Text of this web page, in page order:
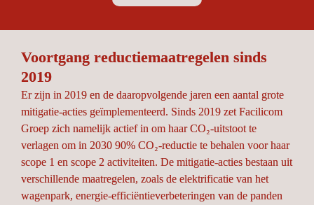
Voortgang reductiemaatregelen sinds
2019
Er zijn in 2019 en de daaropvolgende jaren een aantal grote
mitigatie-acties geïmplementeerd. Sinds 2019 zet Facilicom
Groep zich namelijk actief in om haar CO₂-uitstoot te
verlagen om in 2030 90% CO₂-reductie te behalen voor haar
scope 1 en scope 2 activiteiten. De mitigatie-acties bestaan uit
verschillende maatregelen, zoals de elektrificatie van het
wagenpark, energie-efficiëntieverbeteringen van de panden